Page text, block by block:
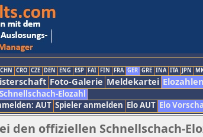
CHN CRO CZE DEN ENG ESP FAI FIN FRA GER GRE INA ITA JPN
Foto-Galerie Meldekartei Elozahlen
Schnellschach-Elozahl
AUT Spieler anmelden Elo AUT Elo
den offiziellen Schnellschach-